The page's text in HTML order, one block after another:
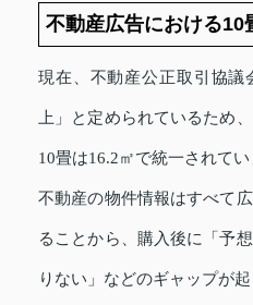
不動産広告における10
現在、不動産公正取引協議
上」と定められているため
10畳は16.2㎡で統一されてい
不動産の物件情報はすべて
ることから、購入後に「予
りない」などのギャップが